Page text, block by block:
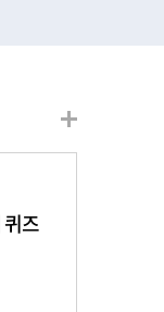
즈